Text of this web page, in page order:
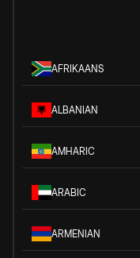
AFRIKAANS
ALBANIAN
AMHARIC
ARABIC
ARMENIAN